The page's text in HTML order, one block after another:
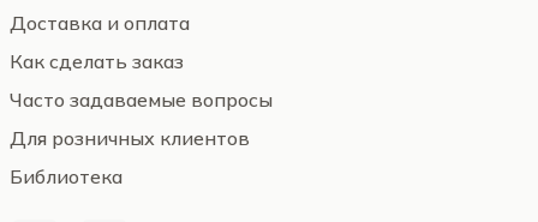
Доставка и оплата
Как сделать заказ
Часто задаваемые вопросы
Для розничных клиентов
Библиотека